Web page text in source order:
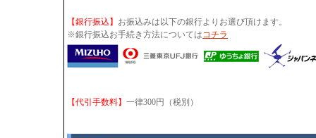
【銀行振込】 お振込みは以下の銀行よりお選び頂けます。
※銀行振込お手続き方法についてはコチラ
【代引手数料】 一律300円（税別）